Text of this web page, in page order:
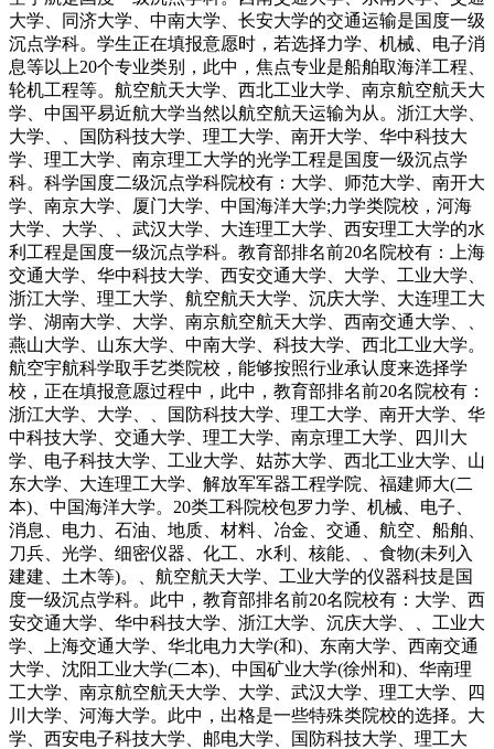
大学、同济大学、中南大学、长安大学的交通运输是国度一级
沉点学科。学生正在填报意愿时，若选择力学、机械、电子消
息等以上20个专业类别，此中，焦点专业是船舶取海洋工程、
轮机工程等。航空航天大学、西北工业大学、南京航空航天大
学、中国平易近航大学当然以航空航天运输为从。浙江大学、
大学、、国防科技大学、理工大学、南开大学、华中科技大
学、理工大学、南京理工大学的光学工程是国度一级沉点学
科。科学国度二级沉点学科院校有：大学、师范大学、南开大
学、南京大学、厦门大学、中国海洋大学;力学类院校，河海
大学、大学、、武汉大学、大连理工大学、西安理工大学的水
利工程是国度一级沉点学科。教育部排名前20名院校有：上海
交通大学、华中科技大学、西安交通大学、大学、工业大学、
浙江大学、理工大学、航空航天大学、沉庆大学、大连理工大
学、湖南大学、大学、南京航空航天大学、西南交通大学、、
燕山大学、山东大学、中南大学、科技大学、西北工业大学。
航空宇航科学取手艺类院校，能够按照行业承认度来选择学
校，正在填报意愿过程中，此中，教育部排名前20名院校有：
浙江大学、大学、、国防科技大学、理工大学、南开大学、华
中科技大学、交通大学、理工大学、南京理工大学、四川大
学、电子科技大学、工业大学、姑苏大学、西北工业大学、山
东大学、大连理工大学、解放军军器工程学院、福建师大(二
本)、中国海洋大学。20类工科院校包罗力学、机械、电子、
消息、电力、石油、地质、材料、冶金、交通、航空、船舶、
刀兵、光学、细密仪器、化工、水利、核能、、食物(未列入
建建、土木等)。、航空航天大学、工业大学的仪器科技是国
度一级沉点学科。此中，教育部排名前20名院校有：大学、西
安交通大学、华中科技大学、浙江大学、沉庆大学、、工业大
学、上海交通大学、华北电力大学(和)、东南大学、西南交通
大学、沈阳工业大学(二本)、中国矿业大学(徐州和)、华南理
工大学、南京航空航天大学、大学、武汉大学、理工大学、四
川大学、河海大学。此中，出格是一些特殊类院校的选择。大
学、西安电子科技大学、邮电大学、国防科技大学、理工大